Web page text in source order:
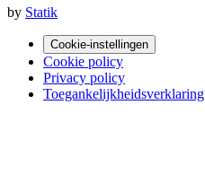
by Statik
Cookie-instellingen
Cookie policy
Privacy policy
Toegankelijkheidsverklaring